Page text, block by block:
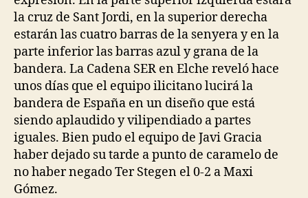
la cruz de Sant Jordi, en la superior derecha
estarán las cuatro barras de la senyera y en la
parte inferior las barras azul y grana de la
bandera. La Cadena SER en Elche reveló hace
unos días que el equipo ilicitano lucirá la
bandera de España en un diseño que está
siendo aplaudido y vilipendiado a partes
iguales. Bien pudo el equipo de Javi Gracia
haber dejado su tarde a punto de caramelo de
no haber negado Ter Stegen el 0-2 a Maxi
Gómez.